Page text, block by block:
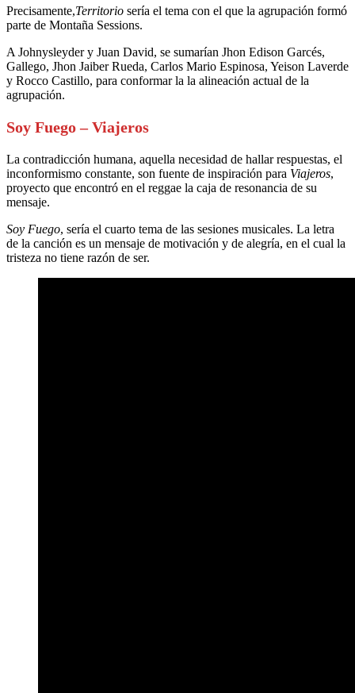
Precisamente,Territorio sería el tema con el que la agrupación formó
parte de Montaña Sessions.
A Johnysleyder y Juan David, se sumarían Jhon Edison Garcés,
Gallego, Jhon Jaiber Rueda, Carlos Mario Espinosa, Yeison Laverde
y Rocco Castillo, para conformar la la alineación actual de la
agrupación.
Soy Fuego – Viajeros
La contradicción humana, aquella necesidad de hallar respuestas, el
inconformismo constante, son fuente de inspiración para Viajeros,
proyecto que encontró en el reggae la caja de resonancia de su
mensaje.
Soy Fuego, sería el cuarto tema de las sesiones musicales. La letra
de la canción es un mensaje de motivación y de alegría, en el cual la
tristeza no tiene razón de ser.